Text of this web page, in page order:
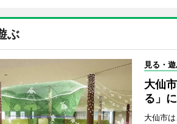
ぶ
見る・
大仙
る」
大仙市